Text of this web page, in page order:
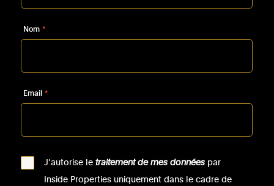
Nom *
Email *
J’autorise letraitement de mes données par
Inside Properties uniquement dans le cadre de